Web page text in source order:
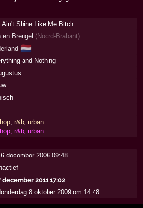
Ain't Shine Like Me Bitch ..
en Breugel (Noord-Brabant)
🇳🇱
and Nothing
, r&b, urban
r&b, urban
december 2006 09:48
december 2011 17:02
8 oktober 2009 om 14:48